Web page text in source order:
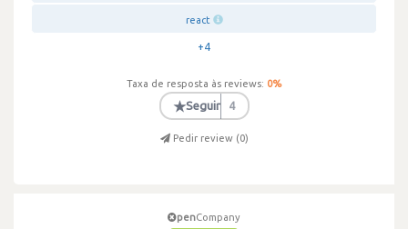
react
+4
Taxa de resposta às reviews: 0%
★Seguir 4
Pedir review (0)
penCompany